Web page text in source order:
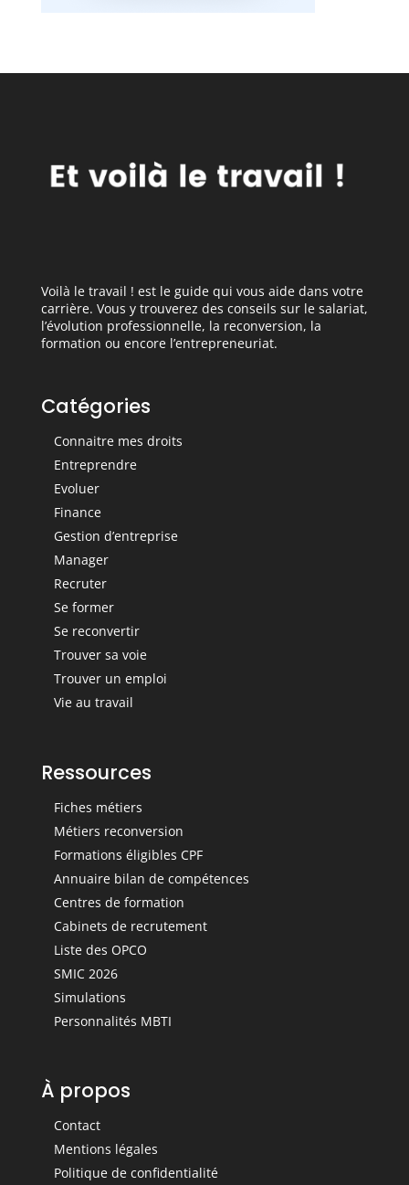
Voilà le travail ! est le guide qui vous aide dans votre
carrière. Vous y trouverez des conseils sur le salariat,
l’évolution professionnelle, la reconversion, la
formation ou encore l’entrepreneuriat.
Catégories
Connaitre mes droits
Entreprendre
Evoluer
Finance
Gestion d’entreprise
Manager
Recruter
Se former
Se reconvertir
Trouver sa voie
Trouver un emploi
Vie au travail
Ressources
Fiches métiers
Métiers reconversion
Formations éligibles CPF
Annuaire bilan de compétences
Centres de formation
Cabinets de recrutement
Liste des OPCO
SMIC 2026
Simulations
Personnalités MBTI
À propos
Contact
Mentions légales
Politique de confidentialité